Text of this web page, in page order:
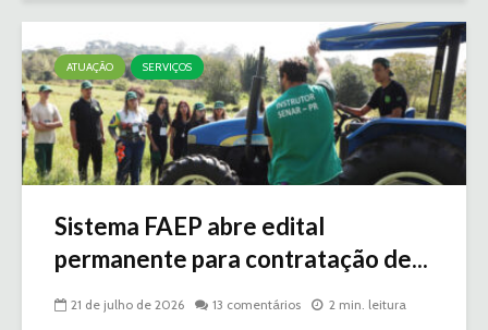
ATUAÇÃO SERVIÇOS
Sistema FAEP abre edital
permanente para contratação de...
21 de julho de 2026 13 comentários 2 min. leitura